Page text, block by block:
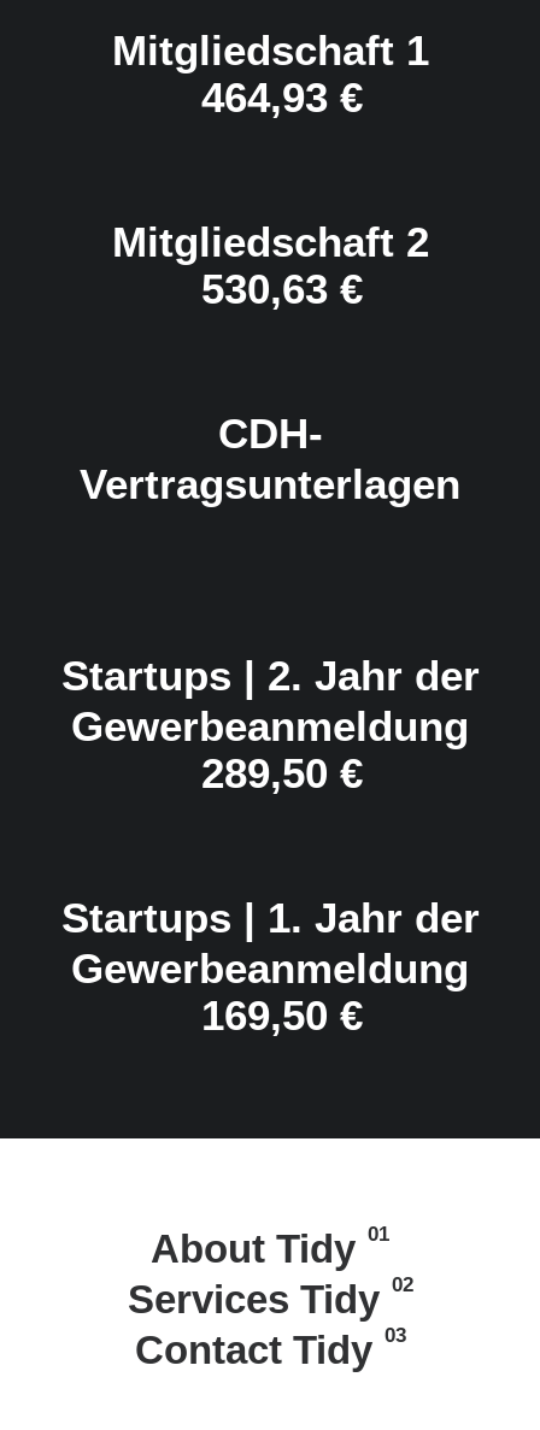
Mitgliedschaft 1
464,93 €
Mitgliedschaft 2
530,63 €
CDH-
Vertragsunterlagen
Startups | 2. Jahr der
Gewerbeanmeldung
289,50 €
Startups | 1. Jahr der
Gewerbeanmeldung
169,50 €
About Tidy 01
Services Tidy 02
Contact Tidy 03